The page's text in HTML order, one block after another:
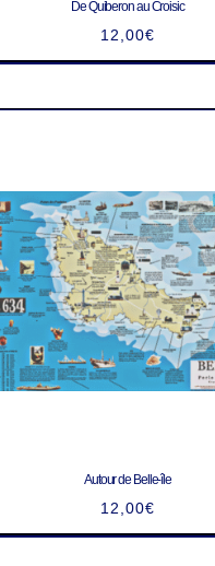
De Quiberon au Croisic
12,00€
Autour de Belle-île
12,00€